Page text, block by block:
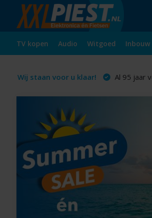
TV kopen Audio Witgoed Inbouw
Wij staan voor u klaar! Al 95 jaar